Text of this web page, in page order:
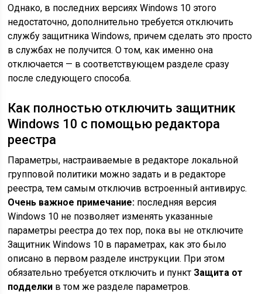
Однако, в последних версиях Windows 10 этого
недостаточно, дополнительно требуется отключить
службу защитника Windows, причем сделать это просто
в службах не получится. О том, как именно она
отключается — в соответствующем разделе сразу
после следующего способа.
Как полностью отключить защитник
Windows 10 с помощью редактора
реестра
Параметры, настраиваемые в редакторе локальной
групповой политики можно задать и в редакторе
реестра, тем самым отключив встроенный антивирус.
Очень важное примечание: последняя версия
Windows 10 не позволяет изменять указанные
параметры реестра до тех пор, пока вы не отключите
Защитник Windows 10 в параметрах, как это было
описано в первом разделе инструкции. При этом
обязательно требуется отключить и пункт Защита от
подделки в том же разделе параметров.